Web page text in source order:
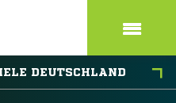
DEUTSCHLAND